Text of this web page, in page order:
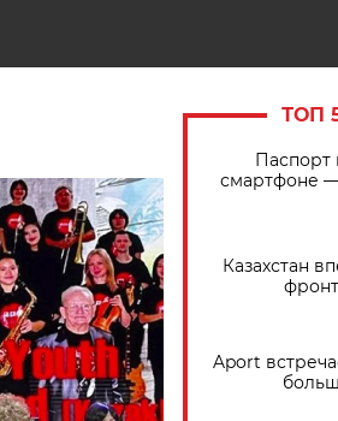
ТОП
Паспорт
смартфоне —
Казахстан
Aport